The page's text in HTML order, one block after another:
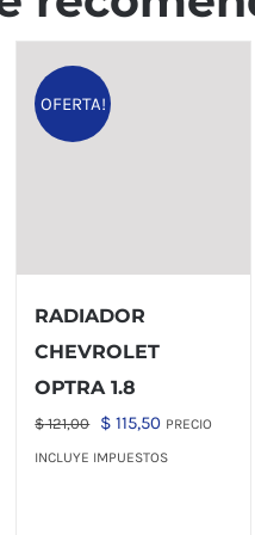
OFERTA!
RADIADOR
CHEVROLET
OPTRA 1.8
$121,00
El
precio
$ 115,50El
precio
PRECIO
INCLUYE IMPUESTOS